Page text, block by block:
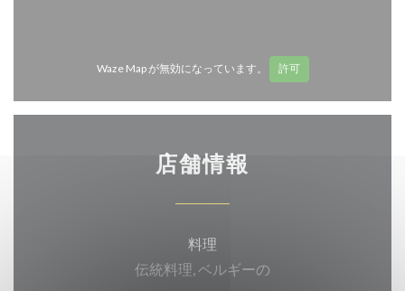
Waze Map が無効になっています。 許可
店舗情報
料理
伝統料理, ベルギーの